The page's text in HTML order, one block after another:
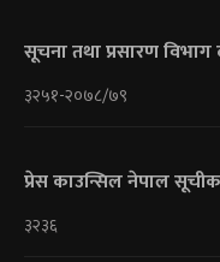
सूचना तथा प्रसारण विभाग
३२५१-२०७८/७९
प्रेस काउन्सिल नेपाल
३२३६